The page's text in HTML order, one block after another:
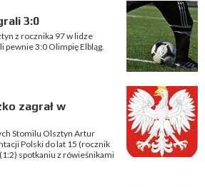
3:0
z rocznika 97 w lidze
pewnie 3:0 Olimpię Elbląg.
zagrał w
Stomilu Olsztyn Artur
Polski do lat 15 (rocznik
spotkaniu z rówieśnikami